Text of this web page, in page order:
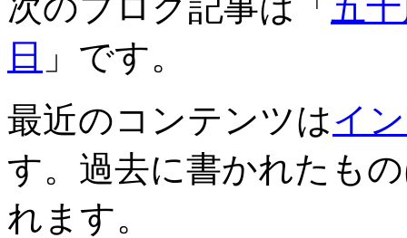
日 」です。
最近のコンテンツはイ
す。過去に書かれたも
れます。